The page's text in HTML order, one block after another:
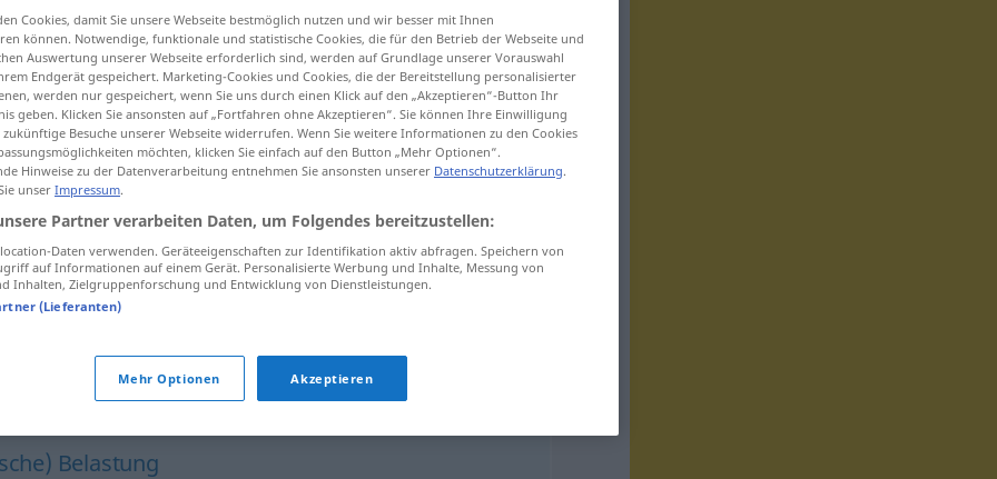
[fešār]
e ruhi]
Stress
Belastung
Cookies, damit Sie unsere Webseite bestmöglich nutzen und wir besser mit Ihnen
können. Notwendige, funktionale und statistische Cookies, die für den Betrieb der Webseite und
Auswertung unserer Webseite erforderlich sind, werden auf Grundlage unserer Vorauswahl
Endgerät gespeichert. Marketing-Cookies und Cookies, die der Bereitstellung personalisierter
werden nur gespeichert, wenn Sie uns durch einen Klick auf den „Akzeptieren“-Button Ihr
geben. Klicken Sie ansonsten auf „Fortfahren ohne Akzeptieren“. Sie können Ihre Einwilligung
Besuche unserer Webseite widerrufen. Wenn Sie weitere Informationen zu den Cookies
möchten, klicken Sie einfach auf den Button „Mehr Optionen“.
Hinweise zu der Datenverarbeitung entnehmen Sie ansonsten unserer Datenschutzerklärung.
unser Impressum.
Partner verarbeiten Daten, um Folgendes bereitzustellen:
Daten verwenden. Geräteeigenschaften zur Identifikation aktiv abfragen. Speichern von
auf Informationen auf einem Gerät. Personalisierte Werbung und Inhalte, Messung von
Inhalten, Zielgruppenforschung und Entwicklung von Dienstleistungen.
(Lieferanten)
Mehr Optionen Akzeptieren